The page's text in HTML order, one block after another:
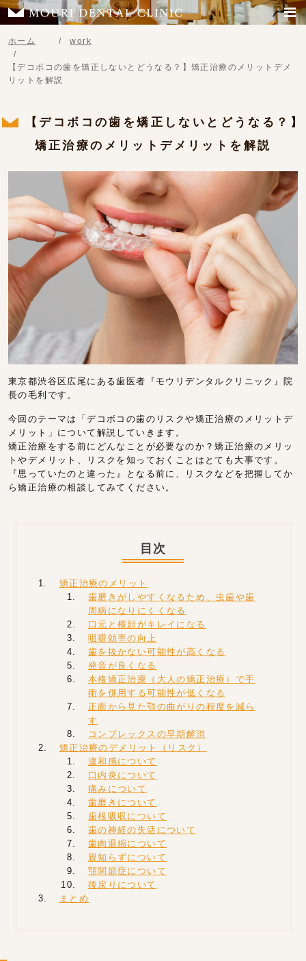
ホーム work
【デコボコの歯を矯正しないとどうなる？】矯正治療のメリットデメ
リットを解説
【デコボコの歯を矯正しないとどうなる？】
矯正治療のメリットデメリットを解説
東京都渋谷区広尾にある歯医者『モウリデンタルクリニック』院
長の毛利です。
今回のテーマは「デコボコの歯のリスクや矯正治療のメリットデ
メリット」について解説していきます。
矯正治療をする前にどんなことが必要なのか？矯正治療のメリッ
トやデメリット、リスクを知っておくことはとても大事です。
『思っていたのと違った』となる前に、リスクなどを把握してか
ら矯正治療の相談してみてください。
目次
矯正治療のメリット
歯磨きがしやすくなるため、虫歯や歯
周病になりにくくなる
口元と横顔がキレイになる
咀嚼効率の向上
歯を抜かない可能性が高くなる
発音が良くなる
本格矯正治療（大人の矯正治療）で手
術を併用する可能性が低くなる
正面から見た顎の曲がりの程度を減ら
す
コンプレックスの早期解消
矯正治療のデメリット（リスク）
違和感について
口内炎について
痛みについて
歯磨きについて
歯根吸収について
歯の神経の失活について
歯肉退縮について
親知らずについて
顎関節症について
後戻りについて
まとめ